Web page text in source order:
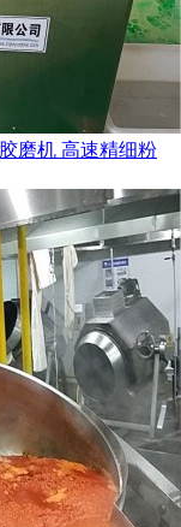
磨机 高速精细粉